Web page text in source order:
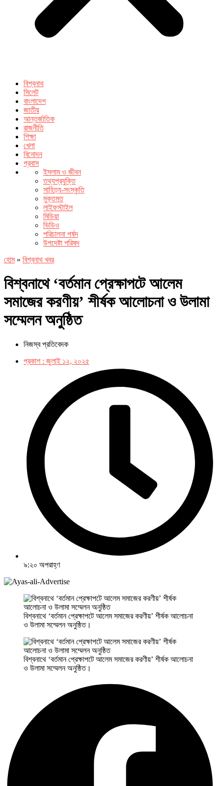
বিশ্বনাথ
সিলেট
বাংলাদেশ
জাতীয়
আন্তর্জাতিক
রাজনীতি
শিক্ষা
খেলা
বিনোদন
প্রবাস
ইসলাম ও জীবন
তথ্যপ্রযুক্তি
সাহিত্য-সংস্কৃতি
মুক্তমত
লাইফস্টাইল
মিডিয়া
ভিডিও
পরিচালনা পর্ষদ
উপদেষ্টা পরিষদ
হোম» বিশ্বনাথ খবর
বিশ্বনাথে ‘বর্তমান প্রেক্ষাপটে আলেম
সমাজের করণীয়’ শীর্ষক আলোচনা ও উলামা
সম্মেলন অনুষ্ঠিত
নিজস্ব প্রতিবেদক
প্রকাশ : জুলাই ১২, ২০২৫
৯:২০ অপরাহ্ণ
বিশ্বনাথে ‘বর্তমান প্রেক্ষাপটে আলেম সমাজের করণীয়’ শীর্ষক আলোচনা
ও উলামা সম্মেলন অনুষ্ঠিত।
বিশ্বনাথে ‘বর্তমান প্রেক্ষাপটে আলেম সমাজের করণীয়’ শীর্ষক আলোচনা
ও উলামা সম্মেলন অনুষ্ঠিত।